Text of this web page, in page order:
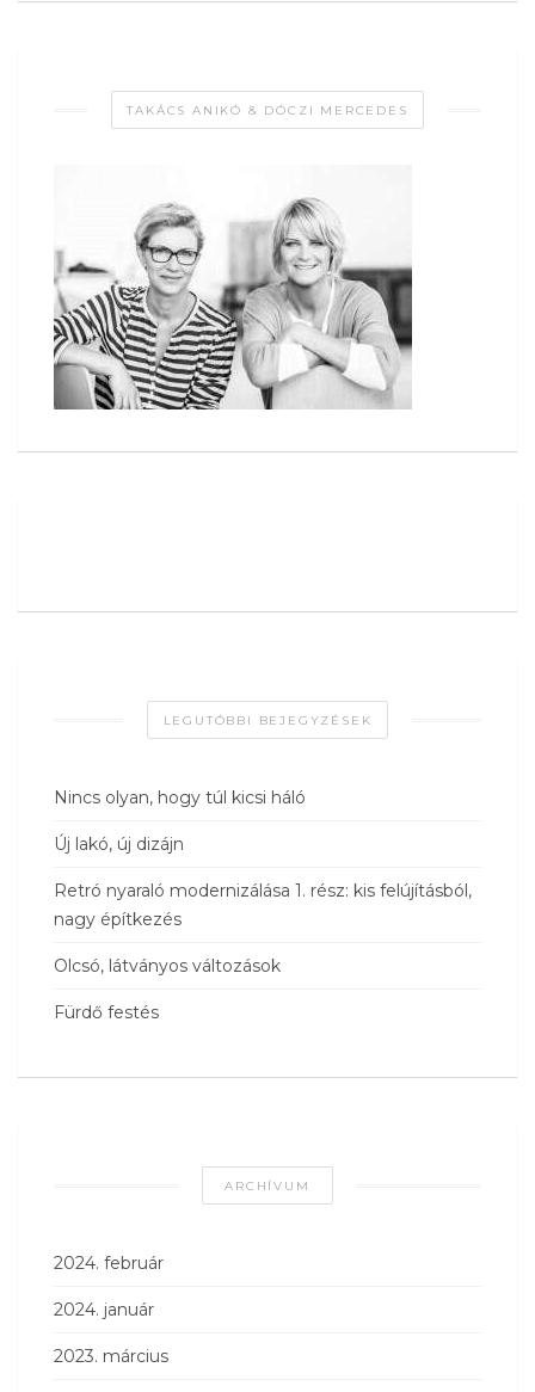
TAKÁCS ANIKÓ & DÓCZI MERCEDES
LEGUTÓBBI BEJEGYZÉSEK
Nincs olyan, hogy túl kicsi háló
Új lakó, új dizájn
Retró nyaraló modernizálása 1. rész: kis felújításból,
nagy építkezés
Olcsó, látványos változások
Fürdő festés
ARCHÍVUM
2024. február
2024. január
2023. március